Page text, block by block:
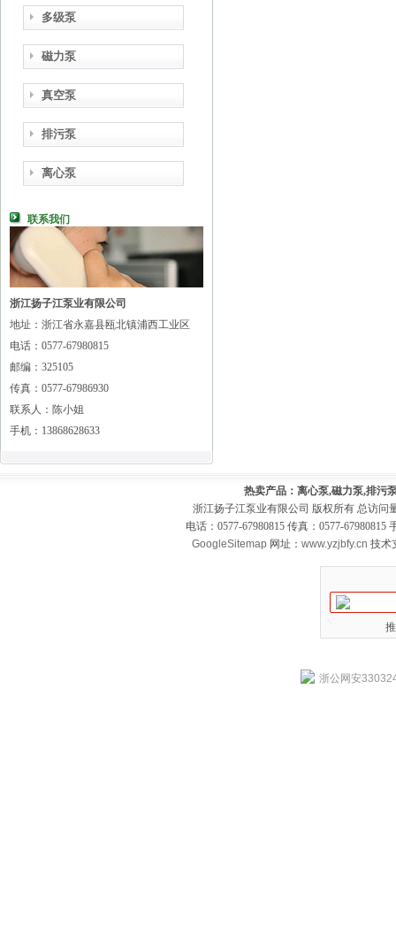
多级泵
磁力泵
真空泵
排污泵
离心泵
联系我们
浙江扬子江泵业有限公司
地址：浙江省永嘉县瓯北镇浦西工业区
电话：0577-67980815
邮编：325105
传真：0577-67986930
联系人：陈小姐
手机：13868628633
热卖产品：离心泵,磁力泵,排污
浙江扬子江泵业有限公司 版权所有 总访问
电话：0577-67980815 传真：0577-
GoogleSitemap 网址： www.yzjbfy.cn 技术
浙公网安